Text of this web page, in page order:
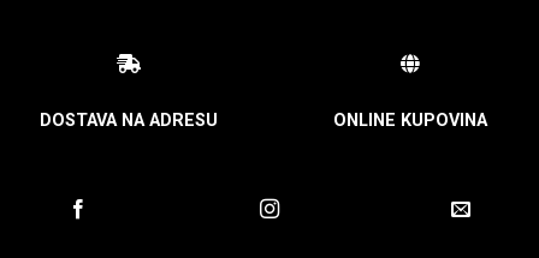
DOSTAVA NA ADRESU ONLINE KUPOVINA